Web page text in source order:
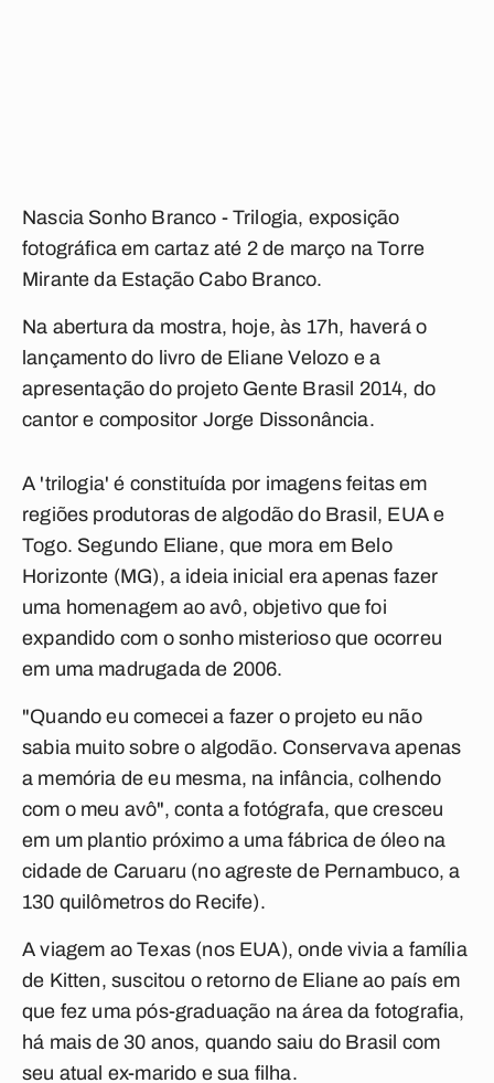
Nascia Sonho Branco - Trilogia, exposição
fotográfica em cartaz até 2 de março na Torre
Mirante da Estação Cabo Branco.
Na abertura da mostra, hoje, às 17h, haverá o
lançamento do livro de Eliane Velozo e a
apresentação do projeto Gente Brasil 2014, do
cantor e compositor Jorge Dissonância.
A 'trilogia' é constituída por imagens feitas em
regiões produtoras de algodão do Brasil, EUA e
Togo. Segundo Eliane, que mora em Belo
Horizonte (MG), a ideia inicial era apenas fazer
uma homenagem ao avô, objetivo que foi
expandido com o sonho misterioso que ocorreu
em uma madrugada de 2006.
"Quando eu comecei a fazer o projeto eu não
sabia muito sobre o algodão. Conservava apenas
a memória de eu mesma, na infância, colhendo
com o meu avô", conta a fotógrafa, que cresceu
em um plantio próximo a uma fábrica de óleo na
cidade de Caruaru (no agreste de Pernambuco, a
130 quilômetros do Recife).
A viagem ao Texas (nos EUA), onde vivia a família
de Kitten, suscitou o retorno de Eliane ao país em
que fez uma pós-graduação na área da fotografia,
há mais de 30 anos, quando saiu do Brasil com
seu atual ex-marido e sua filha.